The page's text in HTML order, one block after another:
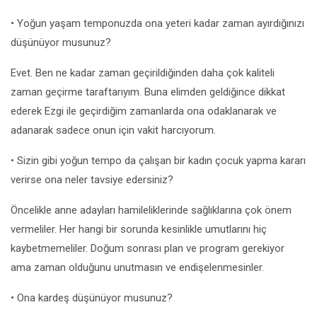
• Yoğun yaşam temponuzda ona yeteri kadar zaman ayırdığınızı
düşünüyor musunuz?
Evet. Ben ne kadar zaman geçirildiğinden daha çok kaliteli
zaman geçirme taraftarıyım. Buna elimden geldiğince dikkat
ederek Ezgi ile geçirdiğim zamanlarda ona odaklanarak ve
adanarak sadece onun için vakit harcıyorum.
• Sizin gibi yoğun tempo da çalışan bir kadın çocuk yapma kararı
verirse ona neler tavsiye edersiniz?
Öncelikle anne adayları hamileliklerinde sağlıklarına çok önem
vermeliler. Her hangi bir sorunda kesinlikle umutlarını hiç
kaybetmemeliler. Doğum sonrası plan ve program gerekiyor
ama zaman olduğunu unutmasın ve endişelenmesinler.
• Ona kardeş düşünüyor musunuz?